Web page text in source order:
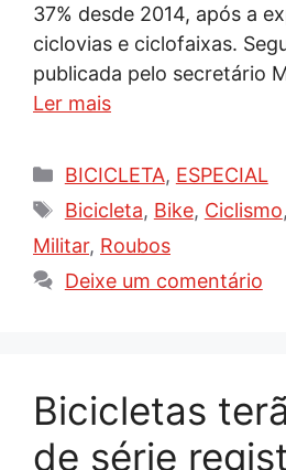
37% desde 2014, após a
ciclovias e ciclofaixas.
publicada pelo secretário
Ler mais
Categorias
BICICLETA, ESPECIAL
Tags
Bicicleta, Bike, Ciclismo,
Militar, Roubos
Deixe um comentário
Bicicletas
de série